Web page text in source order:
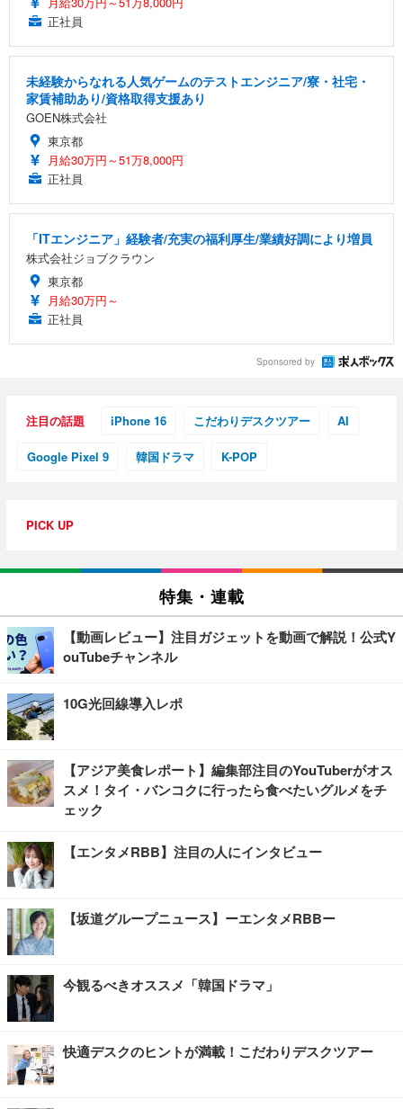
正社員
未経験からなれる人気ゲームのテストエンジニア/寮・社宅・
家賃補助あり/資格取得支援あり
GOEN株式会社
東京都
月給30万円～51万8,000円
正社員
「ITエンジニア」経験者/充実の福利厚生/業績好調により増員
株式会社ジョブクラウン
東京都
月給30万円～
正社員
Sponsored by
注目の話題 iPhone 16 こだわりデスクツアー AI
Google Pixel 9 韓国ドラマ K-POP
PICK UP
特集・連載
【動画レビュー】注目ガジェットを動画で解説！公式Y
ouTubeチャンネル
10G光回線導入レポ
【アジア美食レポート】編集部注目のYouTuberがオス
スメ！タイ・バンコクに行ったら食べたいグルメをチ
ェック
【エンタメRBB】注目の人にインタビュー
【坂道グループニュース】ーエンタメRBBー
今観るべきオススメ「韓国ドラマ」
快適デスクのヒントが満載！こだわりデスクツアー